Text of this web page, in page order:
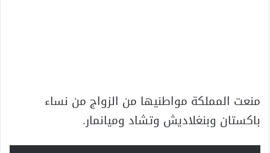
منعت المملكة مواطنيها من الزواج من نساء
باكستان وبنغلاديش وتشاد وميانمار.